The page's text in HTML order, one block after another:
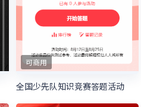
可商用
全国少先队知识竞赛答题活动